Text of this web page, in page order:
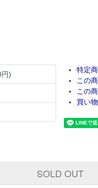
)
特定
この
この
買い
SOLD OUT